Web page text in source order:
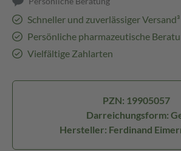
Schneller und zuverlässiger Versand³
Persönliche pharmazeutische
Vielfältige Zahlarten
PZN: 19905057
Darreichungsform:
Hersteller: Ferdinand